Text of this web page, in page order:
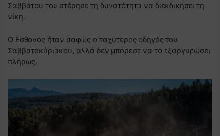
Σαββάτου του στέρησε τη δυνατότητα να διεκδικήσει τη
νίκη.
Ο Εσθονός ήταν σαφώς ο ταχύτερος οδηγός του
Σαββατοκύριακου, αλλά δεν μπόρεσε να το εξαργυρώσει
πλήρως.